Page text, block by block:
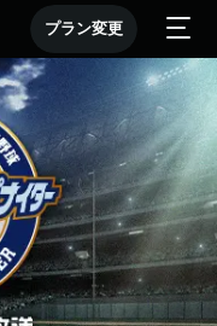
プラン変更